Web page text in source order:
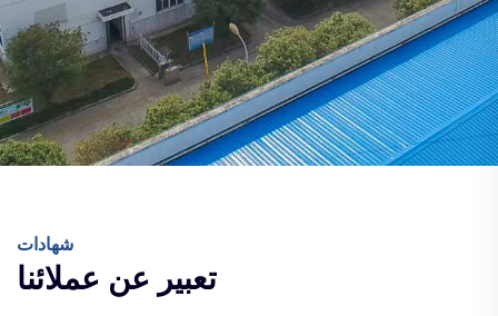
شهادات
تعبير عن عملائنا